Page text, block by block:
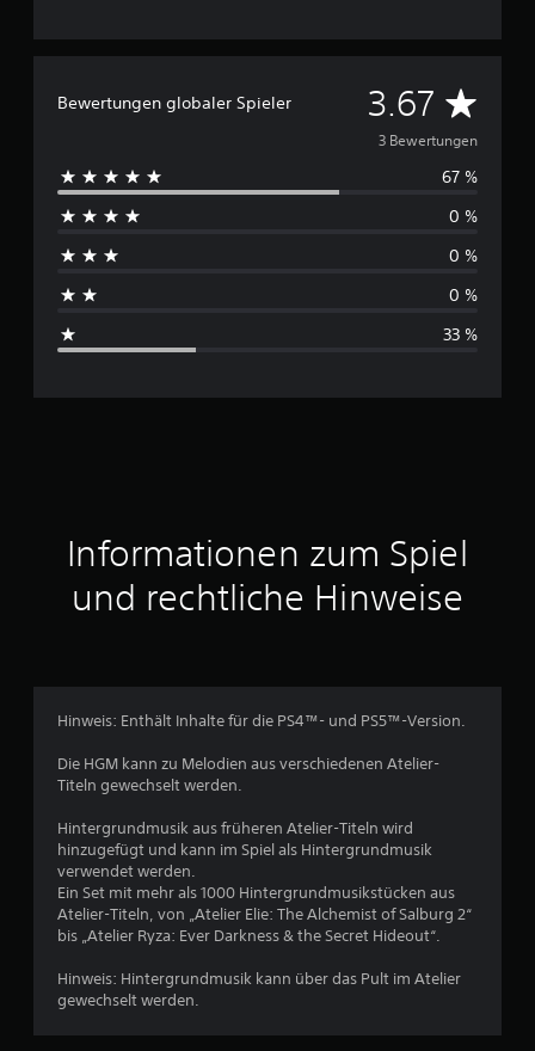
Bewertungen globaler Spieler 3.67 D
u
r
c
s
h
t
t
c
h
e
w
e
r
3 Bewertungen
67 %
0 %
0 %
0 %
33 %
Informationen zum Spiel
und rechtliche Hinweise
Hinweis: Enthält Inhalte für die PS4™- und PS5™-Version.
Die HGM kann zu Melodien aus verschiedenen Atelier-
Titeln gewechselt werden.
Hintergrundmusik aus früheren Atelier-Titeln wird
hinzugefügt und kann im Spiel als Hintergrundmusik
verwendet werden.
Ein Set mit mehr als 1000 Hintergrundmusikstücken aus
Atelier-Titeln, von „Atelier Elie: The Alchemist of Salburg 2“
bis „Atelier Ryza: Ever Darkness & the Secret Hideout“.
Hinweis: Hintergrundmusik kann über das Pult im Atelier
gewechselt werden.